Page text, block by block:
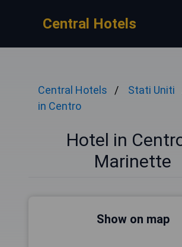
Central Hotels
Central Hotels Stati Uniti
in Centro
Hotel in
Marinette
Show on map